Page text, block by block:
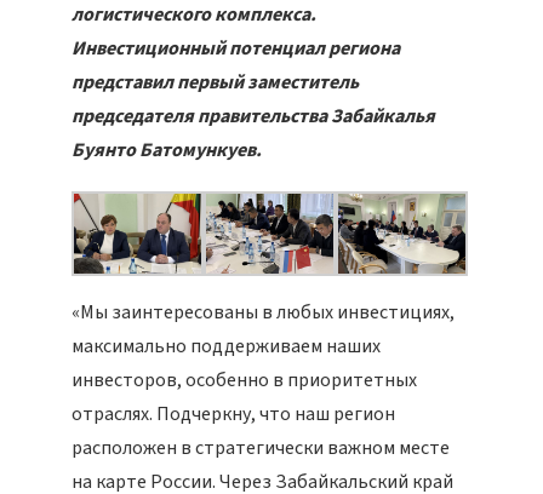
логистического комплекса.
Инвестиционный потенциал региона
представил первый заместитель
председателя правительства Забайкалья
Буянто Батомункуев.
«Мы заинтересованы в любых инвестициях,
максимально поддерживаем наших
инвесторов, особенно в приоритетных
отраслях. Подчеркну, что наш регион
расположен в стратегически важном месте
на карте России. Через Забайкальский край